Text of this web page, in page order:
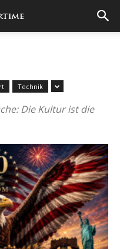
Technik
Die Kultur ist die